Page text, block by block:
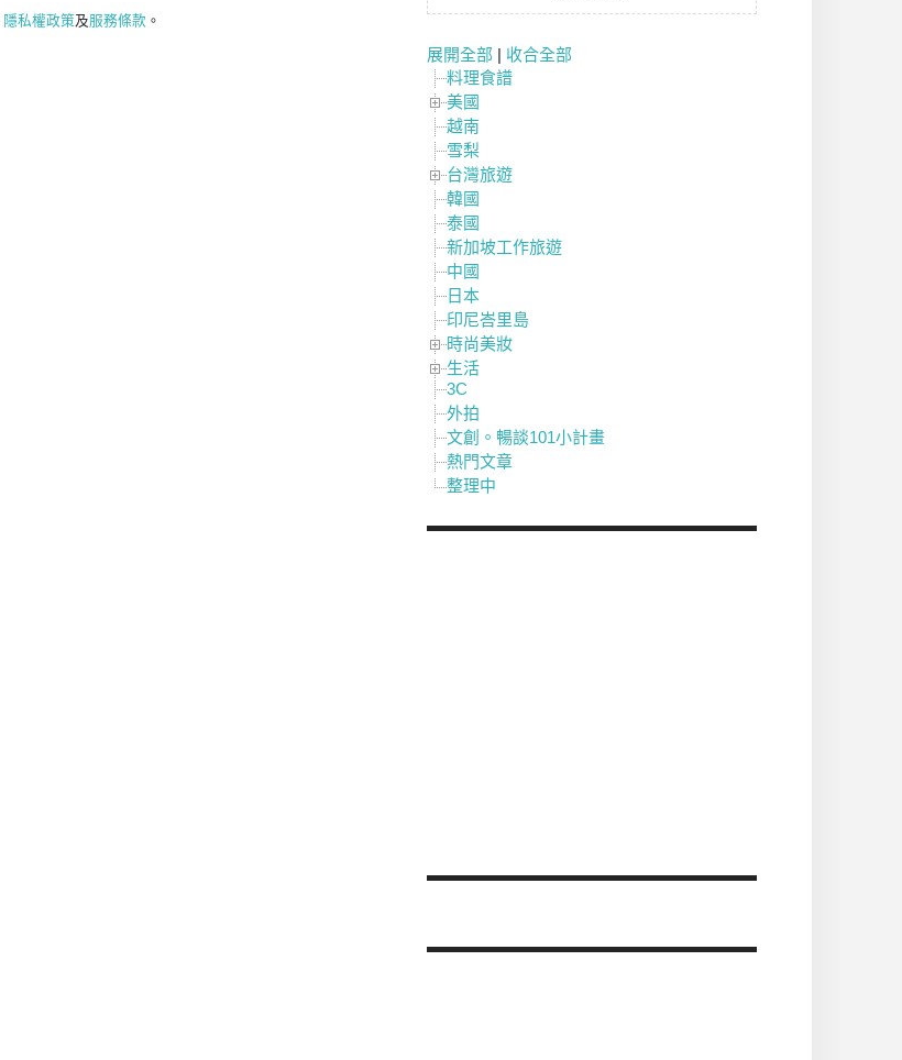
隱私權政策及服務條款 。
展開全部 | 收合全部
料理食譜
美國
越南
雪梨
台灣旅遊
韓國
泰國
新加坡工作旅遊
中國
日本
印尼峇里島
時尚美妝
生活
3C
外拍
文創。暢談101小計畫
熱門文章
整理中